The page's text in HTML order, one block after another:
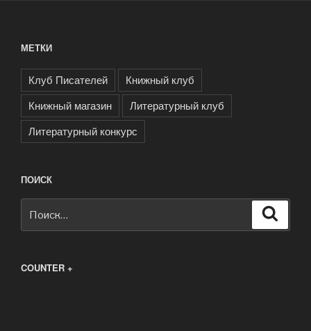
МЕТКИ
Клуб Писателей
Книжный клуб
Книжный магазин
Литературный клуб
Литературный конкурс
ПОИСК
COUNTER +